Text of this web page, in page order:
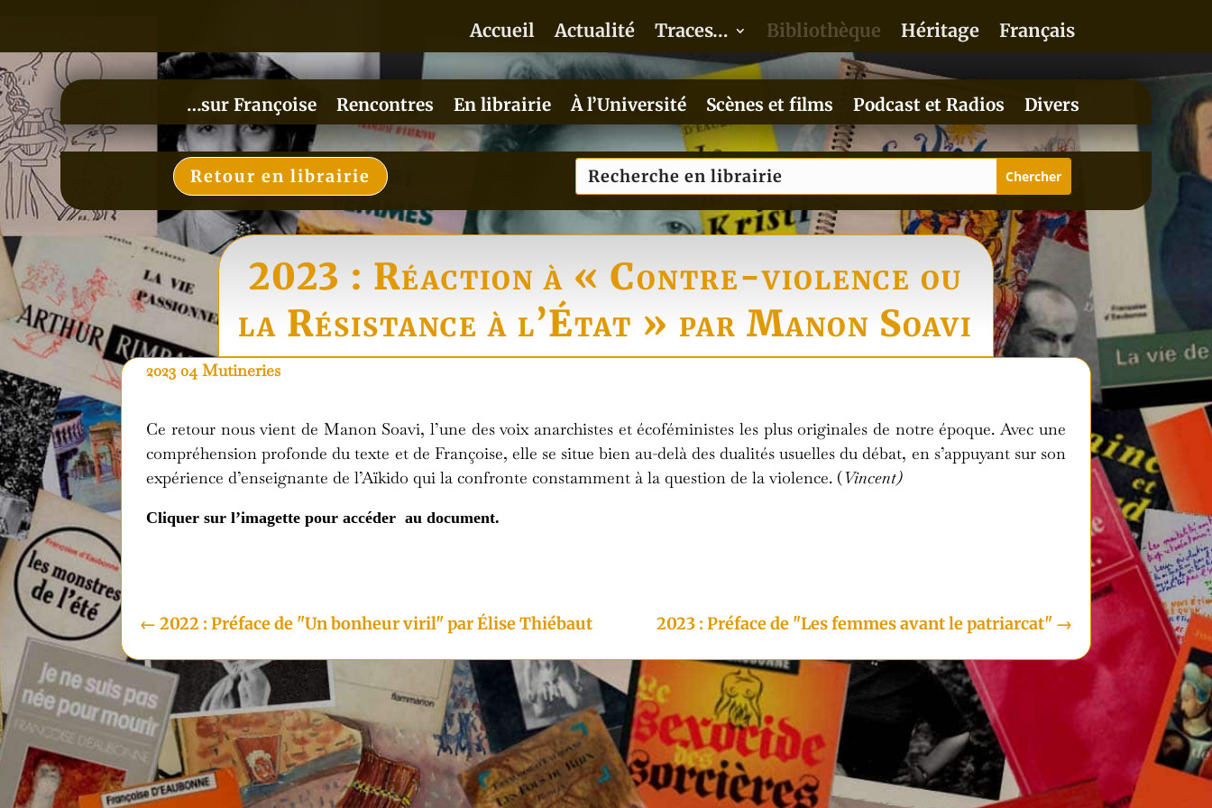
Accueil Actualité Traces… Bibliothèque Héritage Français
…sur Françoise Rencontres En librairie À l’Université Scènes et films Podcast et Radios Divers
Retour en librairie
2023 : Réaction à « Contre-violence ou
la Résistance à l’État » par Manon Soavi
2023 04 Mutineries
Ce retour nous vient de Manon Soavi, l’une des voix anarchistes et écoféministes les plus originales de notre époque. Avec une
compréhension profonde du texte et de Françoise, elle se situe bien au-delà des dualités usuelles du débat, en s’appuyant sur son
expérience d’enseignante de l’Aïkido qui la confronte constamment à la question de la violence. (Vincent)
Cliquer sur l’imagette pour accéder au document.
←2022 : Préface de "Un bonheur viril" par Élise Thiébaut 2023 : Préface de "Les femmes avant le patriarcat" →